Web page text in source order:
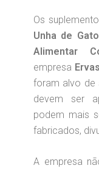
Os
Unha de
Alimentar
empresa
foram alvo de
devem ser
podem mais
fabricados,
A empresa